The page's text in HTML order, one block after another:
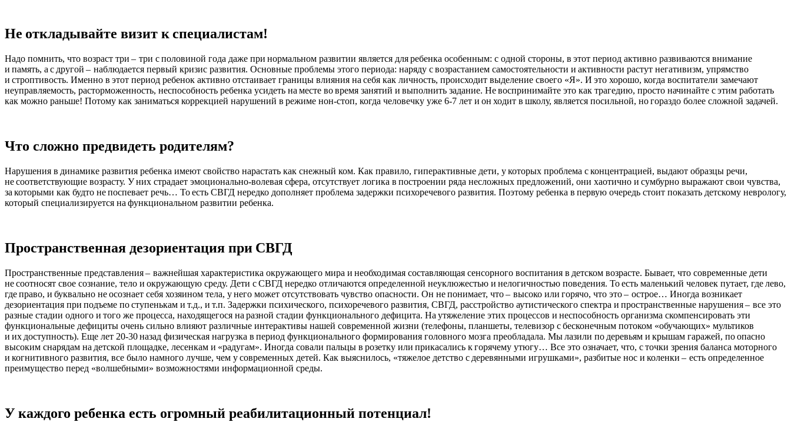
Не откладывайте визит к специалистам!
Надо помнить, что возраст три – три с половиной года даже при нормальном развитии является для ребенка особенным: c одной стороны, в этот период активно развиваются внимание
и память, а с другой – наблюдается первый кризис развития. Основные проблемы этого периода: наряду с возрастанием самостоятельности и активности растут негативизм, упрямство
и строптивость. Именно в этот период ребенок активно отстаивает границы влияния на себя как личность, происходит выделение своего «Я». И это хорошо, когда воспитатели замечают
неуправляемость, расторможенность, неспособность ребенка усидеть на месте во время занятий и выполнить задание. Не воспринимайте это как трагедию, просто начинайте с этим работать
как можно раньше! Потому как заниматься коррекцией нарушений в режиме нон-стоп, когда человечку уже 6-7 лет и он ходит в школу, является посильной, но гораздо более сложной задачей.
Что сложно предвидеть родителям?
Нарушения в динамике развития ребенка имеют свойство нарастать как снежный ком. Как правило, гиперактивные дети, у которых проблема с концентрацией, выдают образцы речи,
не соответствующие возрасту. У них страдает эмоционально-волевая сфера, отсутствует логика в построении ряда несложных предложений, они хаотично и сумбурно выражают свои чувства,
за которыми как будто не поспевает речь… То есть СВГД нередко дополняет проблема задержки психоречевого развития. Поэтому ребенка в первую очередь стоит показать детскому неврологу,
который специализируется на функциональном развитии ребенка.
Пространственная дезориентация при СВГД
Пространственные представления – важнейшая характеристика окружающего мира и необходимая составляющая сенсорного воспитания в детском возрасте. Бывает, что современные дети
не соотносят свое сознание, тело и окружающую среду. Дети с СВГД нередко отличаются определенной неуклюжестью и нелогичностью поведения. То есть маленький человек путает, где лево,
где право, и буквально не осознает себя хозяином тела, у него может отсутствовать чувство опасности. Он не понимает, что – высоко или горячо, что это – острое… Иногда возникает
дезориентация при подъеме по ступенькам и т.д., и т.п. Задержки психического, психоречевого развития, СВГД, расстройство аутистического спектра и пространственные нарушения – все это
разные стадии одного и того же процесса, находящегося на разной стадии функционального дефицита. На утяжеление этих процессов и неспособность организма скомпенсировать эти
функциональные дефициты очень сильно влияют различные интерактивы нашей современной жизни (телефоны, планшеты, телевизор с бесконечным потоком «обучающих» мультиков
и их доступность). Еще лет 20-30 назад физическая нагрузка в период функционального формирования головного мозга преобладала. Мы лазили по деревьям и крышам гаражей, по опасно
высоким снарядам на детской площадке, лесенкам и «радугам». Иногда совали пальцы в розетку или прикасались к горячему утюгу… Все это означает, что, с точки зрения баланса моторного
и когнитивного развития, все было намного лучше, чем у современных детей. Как выяснилось, «тяжелое детство с деревянными игрушками», разбитые нос и коленки – есть определенное
преимущество перед «волшебными» возможностями информационной среды.
У каждого ребенка есть огромный реабилитационный потенциал!